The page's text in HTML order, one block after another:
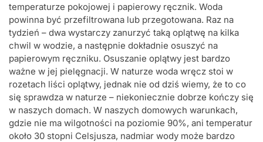
temperaturze pokojowej i papierowy ręcznik. Woda
powinna być przefiltrowana lub przegotowana. Raz na
tydzień – dwa wystarczy zanurzyć taką oplątwę na kilka
chwil w wodzie, a następnie dokładnie osuszyć na
papierowym ręczniku. Osuszanie oplątwy jest bardzo
ważne w jej pielęgnacji. W naturze woda wręcz stoi w
rozetach liści oplątwy, jednak nie od dziś wiemy, że to co
się sprawdza w naturze – niekoniecznie dobrze kończy się
w naszych domach. W naszych domowych warunkach,
gdzie nie ma wilgotności na poziomie 90%, ani temperatur
około 30 stopni Celsjusza, nadmiar wody może bardzo